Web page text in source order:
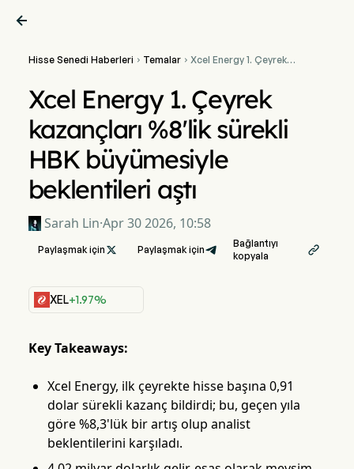

Hisse Senedi Haberleri  Temalar Xcel Energy 1. Çeyrek
beklentileri aştı
Xcel Energy 1. Çeyrek
kazançları %8'lik sürekli
HBK büyümesiyle
beklentileri aştı
Sarah Lin·Apr 30 2026, 10:58
Paylaşmak için  Paylaşmak için
Bağlantıyı
kopyala

XEL+1.97%
Key Takeaways:
Xcel Energy, ilk çeyrekte hisse başına 0,91
dolar sürekli kazanç bildirdi; bu, geçen yıla
göre %8,3'lük bir artış olup analist
beklentilerini karşıladı.